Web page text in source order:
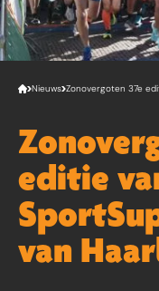
Nieuws Zonovergoten 37e
editie
van